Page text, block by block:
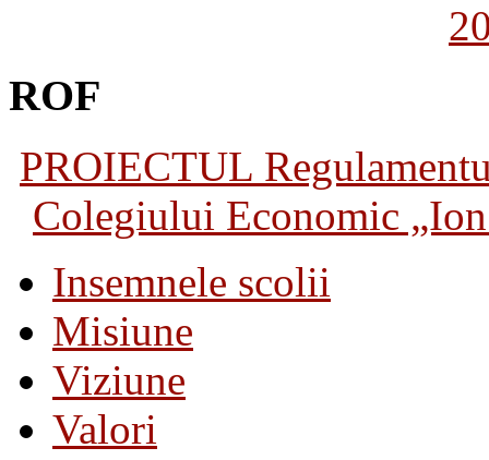
ROF
PROIECTUL
Colegiului Economic
Insemnele scolii
Misiune
Viziune
Valori